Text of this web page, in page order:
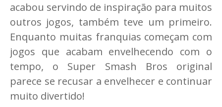
acabou servindo de inspiração para muitos
outros jogos, também teve um primeiro.
Enquanto muitas franquias começam com
jogos que acabam envelhecendo com o
tempo, o Super Smash Bros original
parece se recusar a envelhecer e continuar
muito divertido!